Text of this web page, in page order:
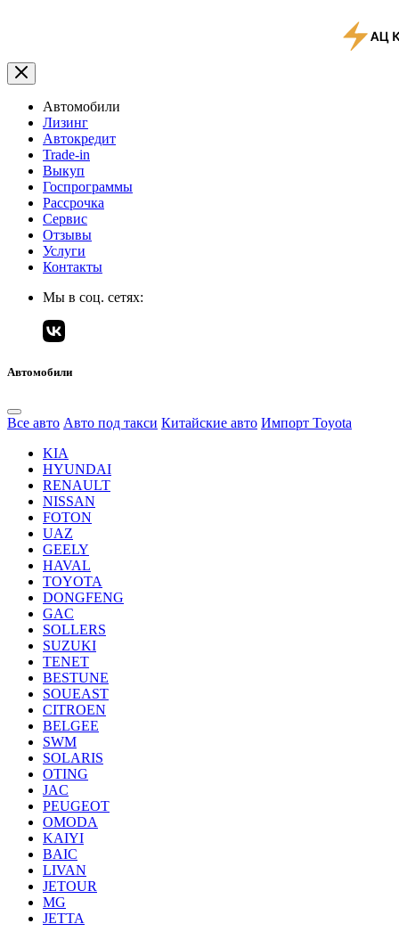
Автомобили
Лизинг
Автокредит
Trade-in
Выкуп
Госпрограммы
Рассрочка
Сервис
Отзывы
Услуги
Контакты
Мы в соц. сетях:
Автомобили
Все авто Авто под такси Китайские авто Импорт Toyota
KIA
HYUNDAI
RENAULT
NISSAN
FOTON
UAZ
GEELY
HAVAL
TOYOTA
DONGFENG
GAC
SOLLERS
SUZUKI
TENET
BESTUNE
SOUEAST
CITROEN
BELGEE
SWM
SOLARIS
OTING
JAC
PEUGEOT
OMODA
KAIYI
BAIC
LIVAN
JETOUR
MG
JETTA